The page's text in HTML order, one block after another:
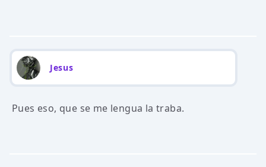
Jesus
Pues eso, que se me lengua la traba.